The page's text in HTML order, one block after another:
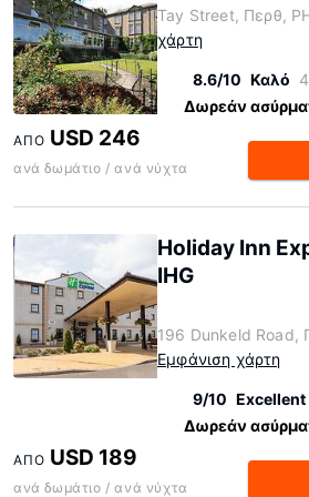
Tay Street, Περθ,
χάρτη
8.6/10 Καλό
Δωρεάν
ΑΠΌ USD 246
ανά δωμάτιο / ανά νύχτα
Holiday Inn
IHG
196 Dunkeld Road,
Εμφάνιση χάρτη
9/10 Excellent
Δωρεάν
ΑΠΌ USD 189
ανά δωμάτιο / ανά νύχτα